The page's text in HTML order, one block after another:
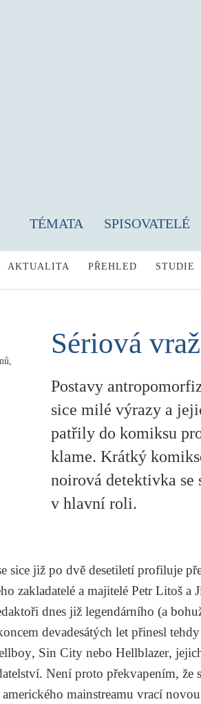
TÉMATA SPISOVATELÉ
AKTUALITA PŘEHLED STUDIE
Sériová
Postavy
sice milé výrazy a
patřily do komiksu
klame. Krátký
noirová detektivka se
v hlavní roli.
sice již po dvě desetiletí profiluje
zakladatelé a majitelé Petr Litoš a
dnes již legendárního (a
devadesátých let přinesl
, Sin City nebo Hellblazer,
Není proto překvapením, že
mainstreamu vrací